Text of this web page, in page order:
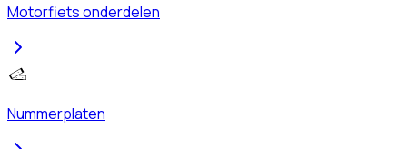
Motorfiets onderdelen
Nummerplaten